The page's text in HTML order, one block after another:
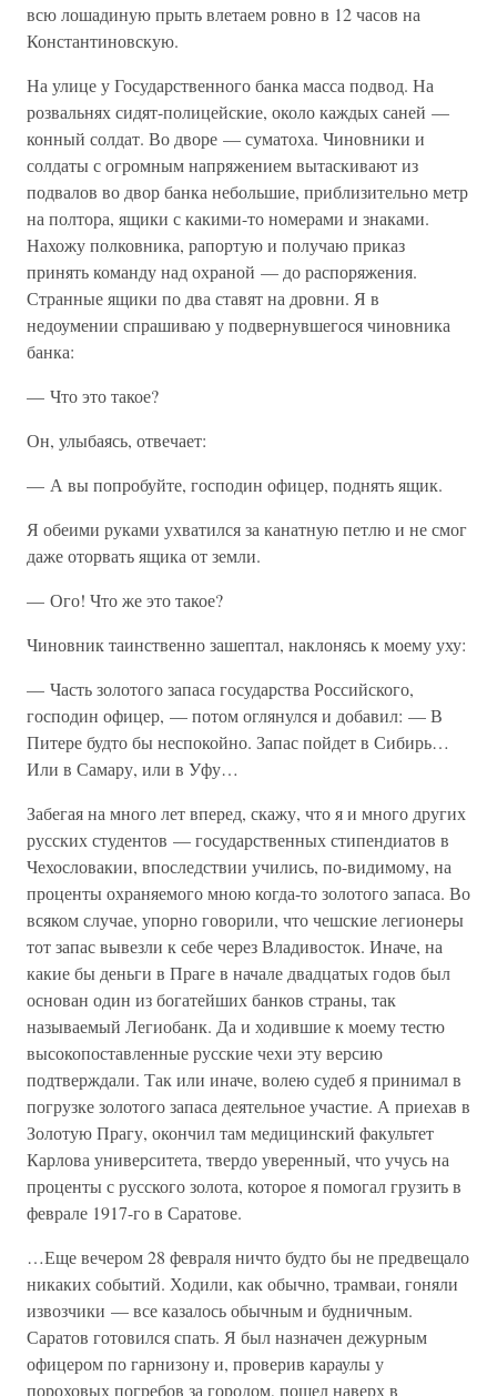
всю лошадиную прыть влетаем ровно в 12 часов на
Константиновскую.
На улице у Государственного банка масса подвод. На
розвальнях сидят-полицейские, около каждых саней —
конный солдат. Во дворе — суматоха. Чиновники и
солдаты с огромным напряжением вытаскивают из
подвалов во двор банка небольшие, приблизительно метр
на полтора, ящики с какими-то номерами и знаками.
Нахожу полковника, рапортую и получаю приказ
принять команду над охраной — до распоряжения.
Странные ящики по два ставят на дровни. Я в
недоумении спрашиваю у подвернувшегося чиновника
банка:
— Что это такое?
Он, улыбаясь, отвечает:
— А вы попробуйте, господин офицер, поднять ящик.
Я обеими руками ухватился за канатную петлю и не смог
даже оторвать ящика от земли.
— Ого! Что же это такое?
Чиновник таинственно зашептал, наклонясь к моему уху:
— Часть золотого запаса государства Российского,
господин офицер, — потом оглянулся и добавил: — В
Питере будто бы неспокойно. Запас пойдет в Сибирь…
Или в Самару, или в Уфу…
Забегая на много лет вперед, скажу, что я и много других
русских студентов — государственных стипендиатов в
Чехословакии, впоследствии учились, по-видимому, на
проценты охраняемого мною когда-то золотого запаса. Во
всяком случае, упорно говорили, что чешские легионеры
тот запас вывезли к себе через Владивосток. Иначе, на
какие бы деньги в Праге в начале двадцатых годов был
основан один из богатейших банков страны, так
называемый Легиобанк. Да и ходившие к моему тестю
высокопоставленные русские чехи эту версию
подтверждали. Так или иначе, волею судеб я принимал в
погрузке золотого запаса деятельное участие. А приехав в
Золотую Прагу, окончил там медицинский факультет
Карлова университета, твердо уверенный, что учусь на
проценты с русского золота, которое я помогал грузить в
феврале 1917-го в Саратове.
…Еще вечером 28 февраля ничто будто бы не предвещало
никаких событий. Ходили, как обычно, трамваи, гоняли
извозчики — все казалось обычным и будничным.
Саратов готовился спать. Я был назначен дежурным
офицером по гарнизону и, проверив караулы у
пороховых погребов за городом, пошел наверх в